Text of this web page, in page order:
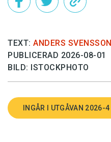
TEXT: ANDERS SVENSSON
PUBLICERAD 2026-08-01
BILD: ISTOCKPHOTO
INGÅR I UTGÅVAN 2026-4